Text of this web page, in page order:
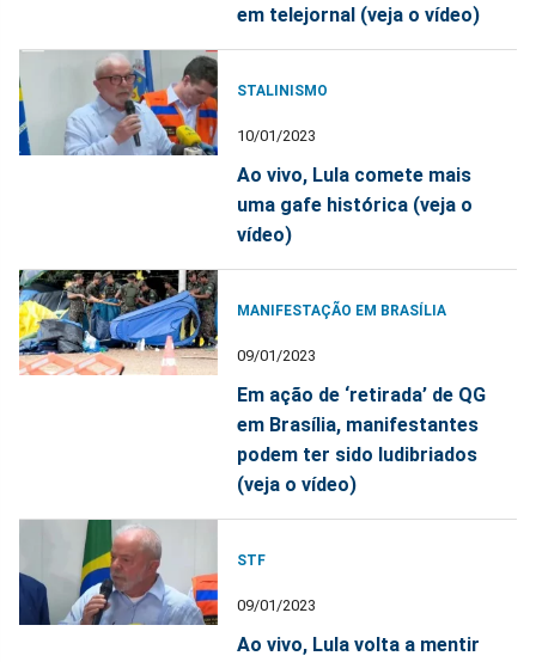
em telejornal (veja o vídeo)
STALINISMO
10/01/2023
Ao vivo, Lula comete mais
uma gafe histórica (veja o
vídeo)
MANIFESTAÇÃO EM BRASÍLIA
09/01/2023
Em ação de ‘retirada’ de QG
em Brasília, manifestantes
podem ter sido ludibriados
(veja o vídeo)
STF
09/01/2023
Ao vivo, Lula volta a mentir